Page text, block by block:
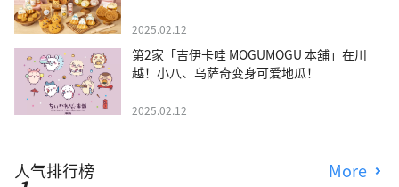
2025.02.12
第2家「吉伊卡哇 MOGUMOGU 本舖」在川
越！小八、乌萨奇变身可爱地瓜！
2025.02.12
人气排行榜 More